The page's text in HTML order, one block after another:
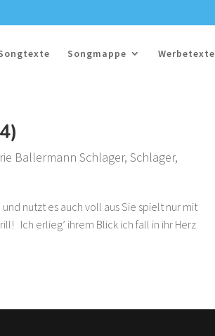
Songmappe Werbetexte
Ballermann Schlager,Schlager,
nutzt es auch voll aus Sie spielt nur mit
Ich erlieg’ ihrem Blick ich fall in ihr Herz